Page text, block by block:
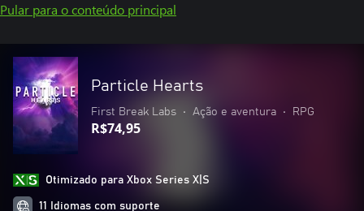
Pular para o conteúdo principal
Particle Hearts
First Break Labs • Ação e aventura • RPG
R$74,95
Otimizado para Xbox Series X|S
11 Idiomas com suporte